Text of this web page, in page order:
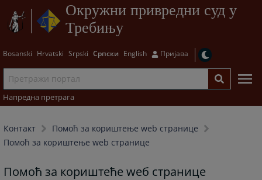
Окружни привредни суд у
Требињу
Bosanski Hrvatski Srpski Српски English Пријава
Напредна претрага
Контакт
Помоћ за кориштење web странице
Помоћ за кориштење web странице
Помоћ за кориштеће wеб странице